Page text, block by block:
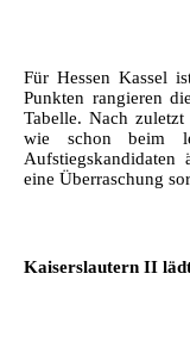
Für Hessen Kassel
Punkten rangieren
Tabelle. Nach
wie schon beim
eine Überraschung
Kaiserslautern II